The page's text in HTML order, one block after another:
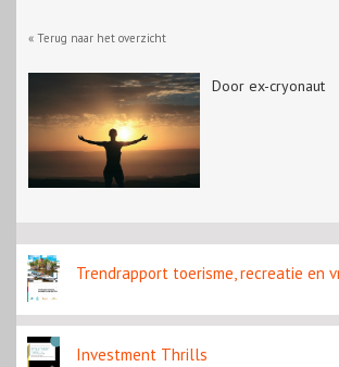
« Terug naar het overzicht
Door ex-cryonaut
Trendrapport toerisme, recreatie en
Investment Thrills